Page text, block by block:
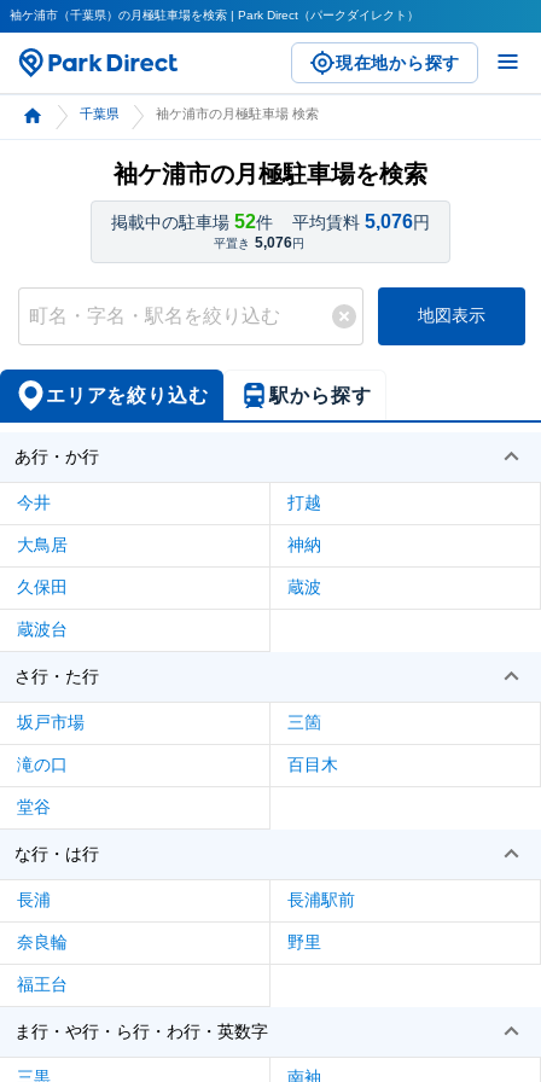
袖ケ浦市（千葉県）の月極駐車場を検索 | Park Direct（パークダイレクト）
現在地から探す
千葉県 袖ケ浦市の月極駐車場 検索
袖ケ浦市の月極駐車場を検索
掲載中の駐車場 52件 平均賃料 5,076円
平置き 5,076円
地図表示
エリアを絞り込む 駅から探す
あ行・か行
今井 打越
大鳥居 神納
久保田 蔵波
蔵波台
さ行・た行
坂戸市場 三箇
滝の口 百目木
堂谷
な行・は行
長浦 長浦駅前
奈良輪 野里
福王台
ま行・や行・ら行・わ行・英数字
三黒 南袖